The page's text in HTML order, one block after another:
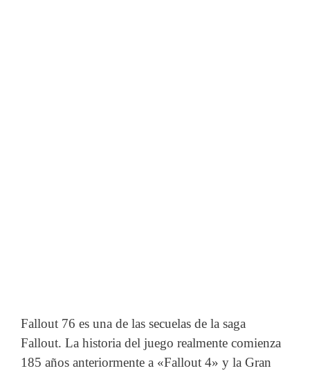
Fallout 76 es una de las secuelas de la saga
Fallout. La historia del juego realmente comienza
185 años anteriormente a «Fallout 4» y la Gran